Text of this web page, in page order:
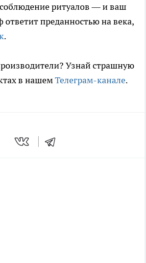
ритуалов — и ваш
преданностью на века,
.
Узнай страшную
в нашемТелеграм-канале.